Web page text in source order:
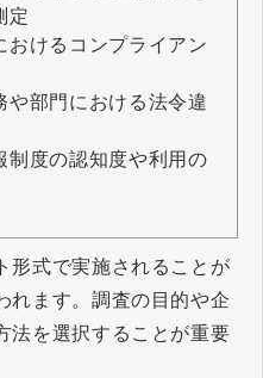
定
おけるコンプライアン
や部門における法令違
制度の認知度や利用の
形式で実施されることが
れます。調査の目的や企
法を選択することが重要